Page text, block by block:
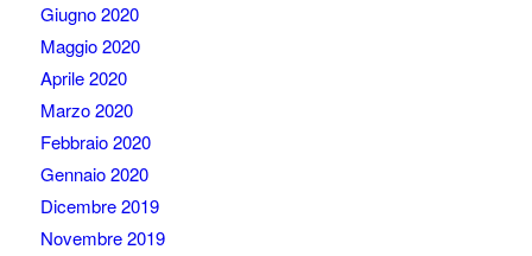
Giugno 2020
Maggio 2020
Aprile 2020
Marzo 2020
Febbraio 2020
Gennaio 2020
Dicembre 2019
Novembre 2019